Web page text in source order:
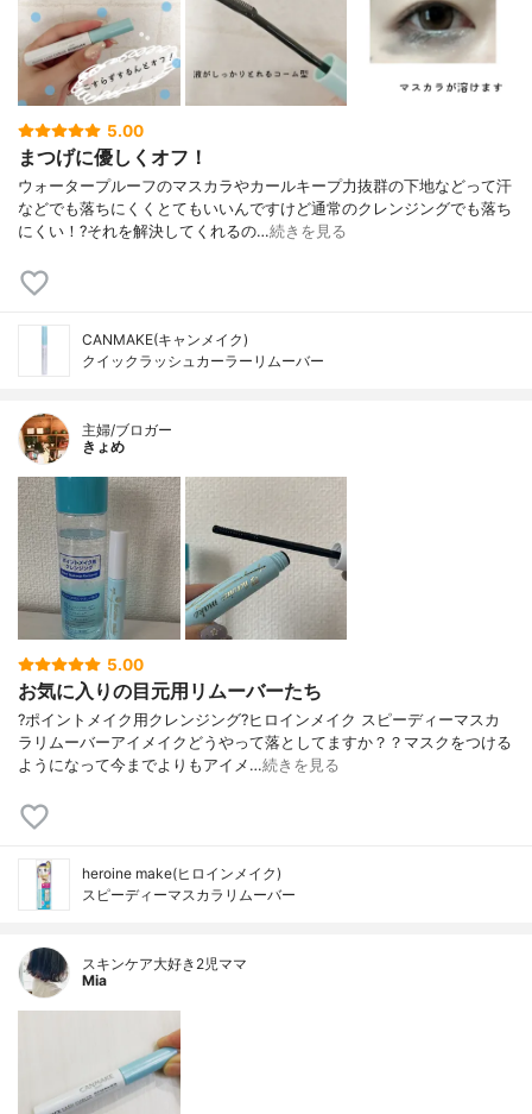
5.00
まつげに優しくオフ！
ウォータープルーフのマスカラやカールキープ力抜群の下地などって汗
などでも落ちにくくとてもいいんですけど通常のクレンジングでも落ち
にくい！?それを解決してくれるの…続きを見る
CANMAKE(キャンメイク)
クイックラッシュカーラーリムーバー
主婦/ブロガー
きょめ
5.00
お気に入りの目元用リムーバーたち
?ポイントメイク用クレンジング?ヒロインメイク スピーディーマスカ
ラリムーバーアイメイクどうやって落としてますか？？マスクをつける
ようになって今までよりもアイメ…続きを見る
heroine make(ヒロインメイク)
スピーディーマスカラリムーバー
スキンケア大好き2児ママ
Mia